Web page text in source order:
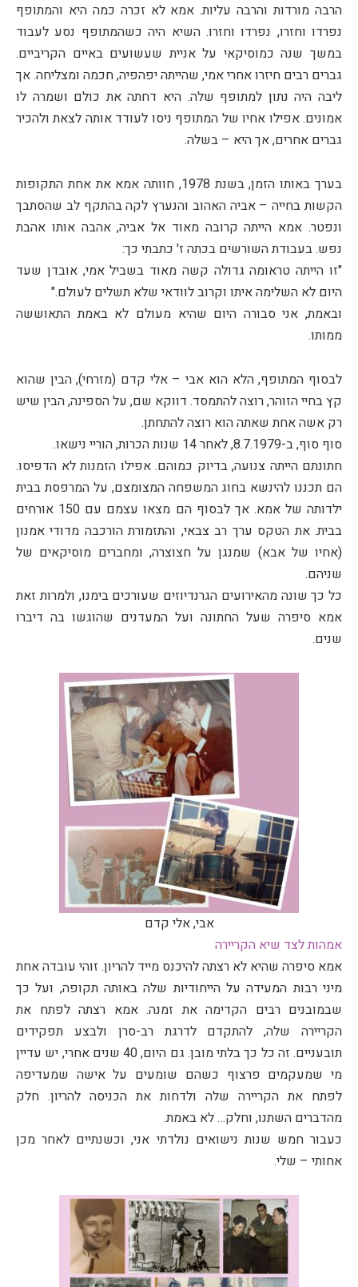
הרבה מורדות והרבה עליות. אמא לא זכרה כמה היא והמתופף
נפרדו וחזרו, נפרדו וחזרו. השיא היה כשהמתופף נסע לעבוד
במשך שנה כמוסיקאי על אניית שעשועים באיים הקריביים.
גברים רבים חיזרו אחרי אמי, שהייתה יפהפיה, חכמה ומצליחה. אך
ליבה היה נתון למתופף שלה. היא דחתה את כולם ושמרה לו
אמונים. אפילו אחיו של המתופף ניסו לעודד אותה לצאת ולהכיר
גברים אחרים, אך היא – בשלה.
בערך באותו הזמן, בשנת 1978, חוותה אמא את אחת התקופות
הקשות בחייה – אביה האהוב והנערץ לקה בהתקף לב שהסתבך
ונפטר. אמא הייתה קרובה מאוד אל אביה, אהבה אותו אהבת
נפש. בעבודת השורשים בכתה ז' כתבתי כך:
"זו הייתה טראומה גדולה קשה מאוד בשביל אמי, אובדן שעד
היום לא השלימה איתו וקרוב לוודאי שלא תשלים לעולם."
ובאמת, אני סבורה היום שהיא מעולם לא באמת התאוששה
ממותו.
לבסוף המתופף, הלא הוא אבי – אלי קדם (מזרחי), הבין שהוא
קץ בחיי הזוהר, רוצה להתמסד. דווקא שם, על הספינה, הבין שיש
רק אשה אחת שאתה הוא רוצה להתחתן.
סוף סוף, ב-8.7.1979, לאחר 14 שנות הכרות, הוריי נישאו.
חתונתם הייתה צנועה, בדיוק כמוהם. אפילו הזמנות לא הדפיסו.
הם תכננו להינשא בחוג המשפחה המצומצם, על המרפסת בבית
ילדותה של אמא. אך לבסוף הם מצאו עצמם עם 150 אורחים
בבית. את הטקס ערך רב צבאי, והתזמורת הורכבה מדודי אמנון
(אחיו של אבא) שמנגן על חצוצרה, ומחברים מוסיקאים של
שניהם.
כל כך שונה מהאירועים הגרנדיוזים שעורכים בימנו, ולמרות זאת
אמא סיפרה שעל החתונה ועל המעדנים שהוגשו בה דיברו
שנים.
אבי, אלי קדם
אמהות לצד שיא הקריירה
אמא סיפרה שהיא לא רצתה להיכנס מייד להריון. זוהי עובדה אחת
מיני רבות המעידה על הייחודיות שלה באותה תקופה, ועל כך
שבמובנים רבים הקדימה את זמנה. אמא רצתה לפתח את
הקריירה שלה, להתקדם לדרגת רב-סרן ולבצע תפקידים
תובעניים. זה כל כך בלתי מובן. גם היום, 40 שנים אחרי, יש עדיין
מי שמעקמים פרצוף כשהם שומעים על אישה שמעדיפה
לפתח את הקריירה שלה ולדחות את הכניסה להריון. חלק
מהדברים השתנו, וחלק… לא באמת.
כעבור חמש שנות נישואים נולדתי אני, וכשנתיים לאחר מכן
אחותי – שלי.